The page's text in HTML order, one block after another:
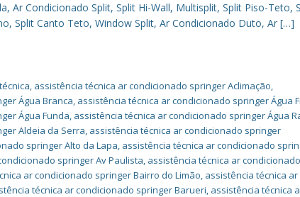
Ar Condicionado Split, Split Hi-Wall, Multisplit, Split Piso-Teto,
Split Canto Teto, Window Split, Ar Condicionado Duto, Ar […]
, assistência técnica ar condicionado springer Aclimação,
Água Branca, assistência técnica ar condicionado springer Água
Água Funda, assistência técnica ar condicionado springer Água
Aldeia da Serra, assistência técnica ar condicionado springer
springer Alto da Lapa, assistência técnica ar condicionado
springer Av Paulista, assistência técnica ar condicionado
ar condicionado springer Bairro do Limão, assistência técnica ar
técnica ar condicionado springer Barueri, assistência técnica